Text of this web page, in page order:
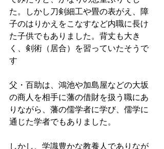
た。しかし刀剣細工や畳の表がえ、障
子のはりかえをこなすなど内職に長け
た子供でもありました。背丈も大き
く、剣術（居合）を習っていたそうで
す
父・百助は、鴻池や加島屋などの大坂
の商人を相手に藩の借財を扱う職にあ
りながら、藩の儒学者に学び、儒学に
通じた学者でもありました。
しかし、学識豊かな教養人でありなが